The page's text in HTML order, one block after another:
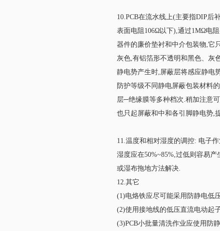
10.PCB在流水线上(主要指DIP后
表面电阻106Ω以下),通过1MΩ电阻
器件的廉价垫衬和中介包装物,它
灰色,有铝箔形不透明和黑色
静电势产生时,屏蔽层将感应静电
防护等级不同静电屏蔽包装材料
层─绝缘膜等多种档次.稍加注意
也只起屏蔽和中和各引脚静电势,提
11.温度和相对湿度的调控: 电子
湿度应在50%~85%,过低则容易
或湿布拖地方法解决.
12.其它
(1)电烙铁应尽可能采用防静电低
(2)使用接地线的低压直流电动起
(3)PCB小批量清洗作业应使用防